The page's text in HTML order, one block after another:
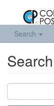
Search
Search